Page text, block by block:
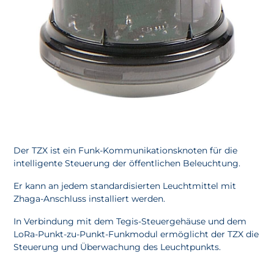
Der TZX ist ein Funk-Kommunikationsknoten für die
intelligente Steuerung der öffentlichen Beleuchtung.
Er kann an jedem standardisierten Leuchtmittel mit
Zhaga-Anschluss installiert werden.
In Verbindung mit dem Tegis-Steuergehäuse und dem
LoRa-Punkt-zu-Punkt-Funkmodul ermöglicht der TZX die
Steuerung und Überwachung des Leuchtpunkts.